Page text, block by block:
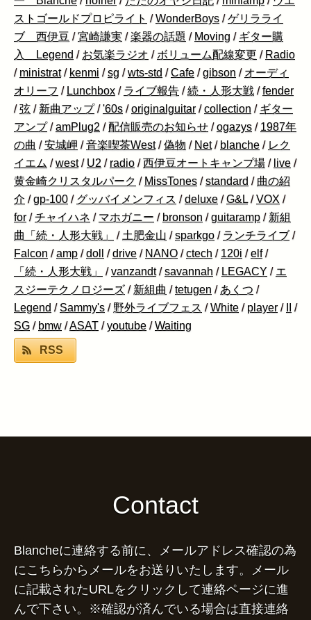
ストゴールドプロピライト /WonderBoys /ゲリラライ
ブ 西伊豆 /宮崎謙実 /楽器の話題 / Moving / ギター購
入 Legend / お気楽ラジオ / ボリューム配線変更 / Radio
/ ministrat / kenmi /sg /wts-std /Cafe /gibson / オーディ
オリーフ / Lunchbox / ライブ報告 /続・人形大戦 /fender
/弦 / 新曲アップ /'60s /originalguitar /collection / ギター
アンプ /amPlug2 /配信販売のお知らせ /ogazys / 1987年
の曲 /安城岬 /音楽喫茶West /偽物 / Net / blanche / レク
イエム /west / U2 / radio /西伊豆オートキャンプ場 / live /
黄金崎クリスタルパーク / MissTones /standard / 曲の紹
介 /gp-100 / グッバイメンフィス /deluxe /G&L /VOX /
for /チャイハネ / マホガニー / bronson /guitaramp / 新組
曲「続・人形大戦」
/ 土肥金山 /sparkgo / ランチライブ /
Falcon /amp /doll /drive / NANO /ctech / 120i /elf /
「続・人形大戦」
/vanzandt /savannah / LEGACY / エ
スジーテクノロジーズ / 新組曲 /tetugen / あくつ /
Legend /Sammy's / 野外ライブフェス /White / player /
/
SG / bmw /ASAT /youtube /Waiting
RSS
Contact
Blancheに連絡する前に、メールアドレス確認の為
にこちらからメールをお送りいたします。メール
に記載されたURLをクリックして連絡ページに進
んで下さい。※確認が済んでいる場合は直接連絡